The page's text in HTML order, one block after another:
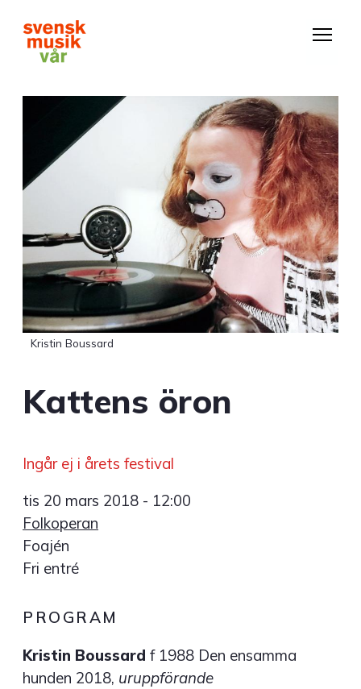
huvudinnehåll
Kristin Boussard
Kattens öron
Ingår ej i årets festival
tis 20 mars 2018 - 12:00
Folkoperan
Foajén
Fri entré
PROGRAM
Kristin Boussard f 1988 Den ensamma
hunden 2018, uruppförande